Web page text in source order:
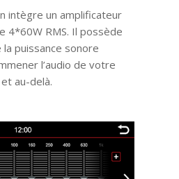
intègre un amplificateur
4*60W RMS. Il possède
puissance sonore
l’audio de votre
au-delà.